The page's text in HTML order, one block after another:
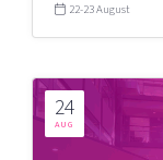
22-23 August
24
AUG